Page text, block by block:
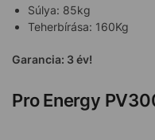
Súlya: 85kg
Teherbírása: 160Kg
Garancia: 3 év!
Pro Energy